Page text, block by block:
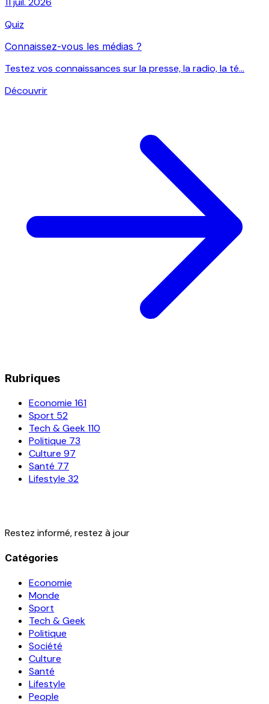
Quiz
Connaissez-vous les médias ?
Testez vos connaissances sur la presse, la radio, la té...
Découvrir
Rubriques
Economie 161
Sport 52
Tech & Geek110
Politique 73
Culture 97
Santé 77
Lifestyle 32
Restez informé, restez à jour
Catégories
Economie
Monde
Sport
Tech & Geek
Politique
Société
Culture
Santé
Lifestyle
People